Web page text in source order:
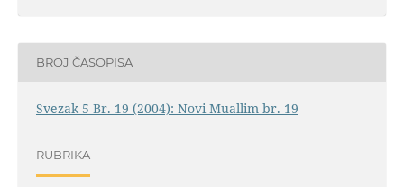
BROJ ČASOPISA
Svezak 5 Br. 19 (2004): Novi Muallim br. 19
RUBRIKA